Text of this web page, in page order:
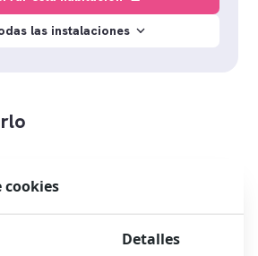
las instalaciones
cookies
Detalles